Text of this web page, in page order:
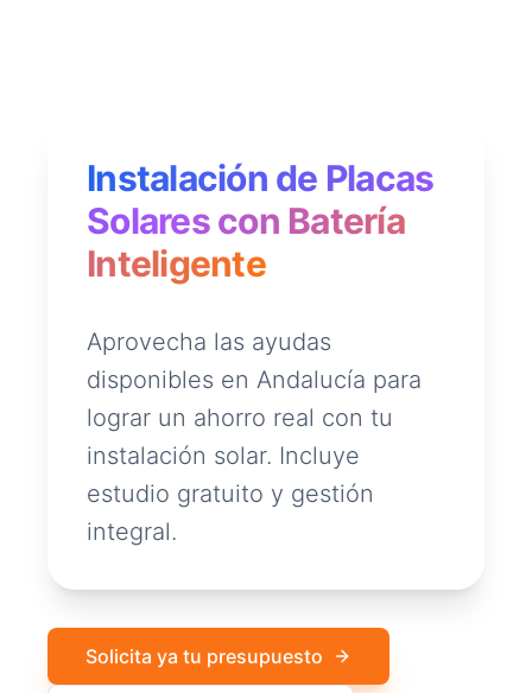
Instalación de Placas
Solares con Batería
Inteligente
Aprovecha las ayudas
disponibles en Andalucía para
lograr un ahorro real con tu
instalación solar. Incluye
estudio gratuito y gestión
integral.
Solicita ya tu presupuesto